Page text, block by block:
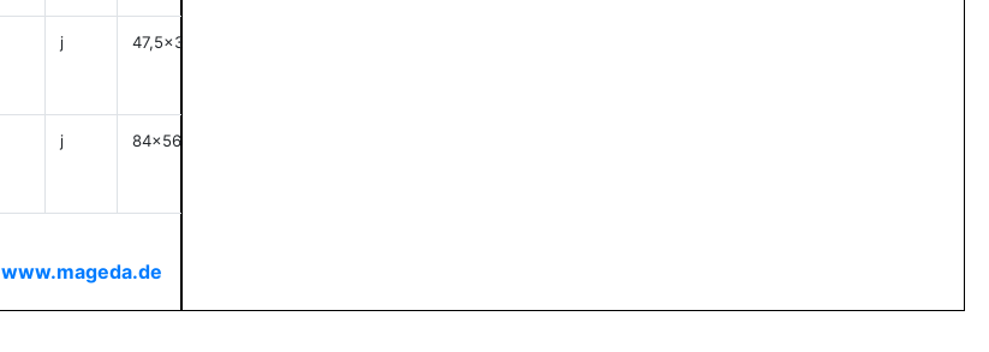
j
47,5x32,3
j
84x56
www.mageda.de